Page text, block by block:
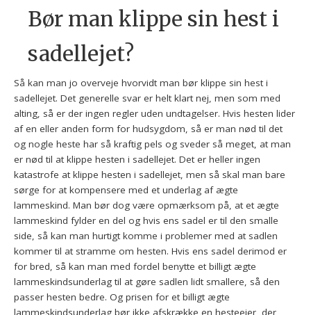
Bør man klippe sin hest i
sadellejet?
Så kan man jo overveje hvorvidt man bør klippe sin hest i
sadellejet. Det generelle svar er helt klart nej, men som med
alting, så er der ingen regler uden undtagelser. Hvis hesten lider
af en eller anden form for hudsygdom, så er man nød til det
og nogle heste har så kraftig pels og sveder så meget, at man
er nød til at klippe hesten i sadellejet. Det er heller ingen
katastrofe at klippe hesten i sadellejet, men så skal man bare
sørge for at kompensere med et underlag af ægte
lammeskind. Man bør dog være opmærksom på, at et ægte
lammeskind fylder en del og hvis ens sadel er til den smalle
side, så kan man hurtigt komme i problemer med at sadlen
kommer til at stramme om hesten. Hvis ens sadel derimod er
for bred, så kan man med fordel benytte et billigt ægte
lammeskindsunderlag til at gøre sadlen lidt smallere, så den
passer hesten bedre. Og prisen for et billigt ægte
lammeskindsunderlag bør ikke afskrække en hesteejer, der